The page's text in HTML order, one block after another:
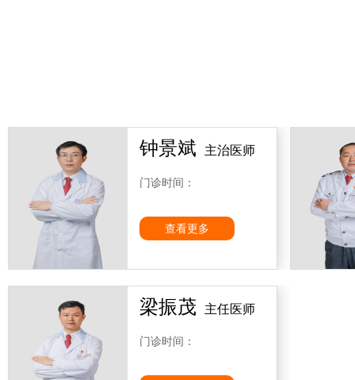
3、玉林市120急救中心调度指挥系统2012年8月23日纳入玉林
了接警时间及处警时间，使广大市民的每一呼救都得到快速、
县乡镇应急网络。
4、2012年主要业务
⑴出诊14425车次；
⑵为县、乡镇医院医护人员进行急救技能培训30次，共培训1783
⑶开展社区急救知识普及及技能培训21场，接受培训市民超过
钟景斌 主治医师
门诊时间：
查看更多
梁振茂 主任医师
门诊时间：